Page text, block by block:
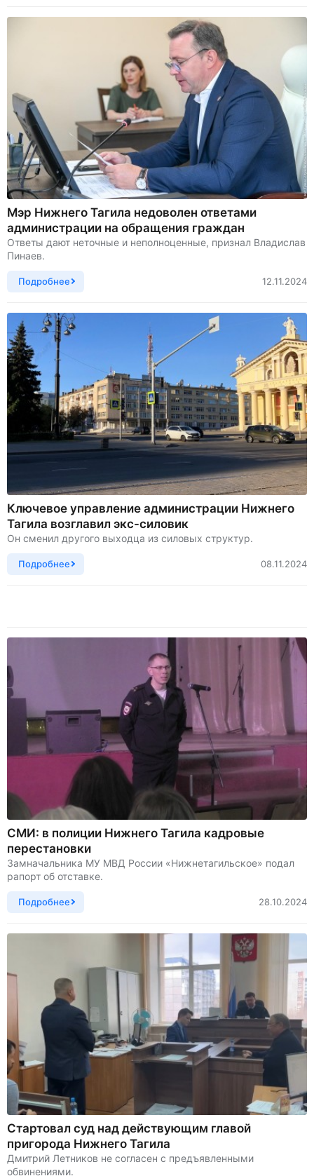
Мэр Нижнего Тагила недоволен ответами
администрации на обращения граждан
Ответы дают неточные и неполноценные, признал Владислав
Пинаев.
Подробнее 12.11.2024
Ключевое управление администрации Нижнего
Тагила возглавил экс-силовик
Он сменил другого выходца из силовых структур.
Подробнее 08.11.2024
СМИ: в полиции Нижнего Тагила кадровые
перестановки
Замначальника МУ МВД России «Нижнетагильское» подал
рапорт об отставке.
Подробнее 28.10.2024
Стартовал суд над действующим главой
пригорода Нижнего Тагила
Дмитрий Летников не согласен с предъявленными
обвинениями.